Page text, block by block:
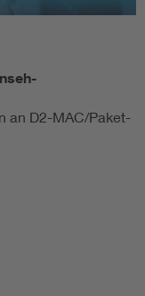
der Normung
an D2-MAC/Paket-